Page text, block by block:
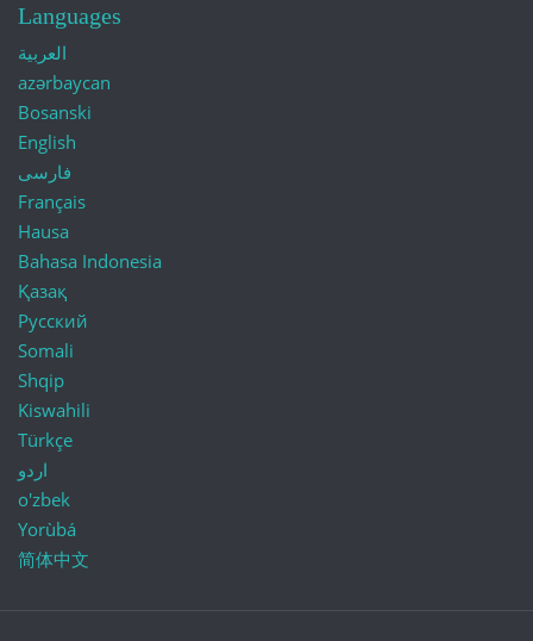
Languages
العربية
azərbaycan
Bosanski
English
فارسی
Français
Hausa
Bahasa Indonesia
Қазақ
Русский
Somali
Shqip
Kiswahili
Türkçe
اردو
o'zbek
Yorùbá
简体中文